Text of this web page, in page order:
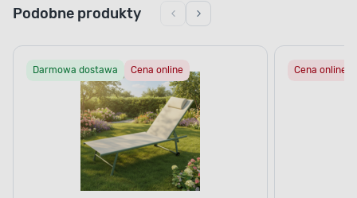
REGULOWANE OPARCIE
Idealne do zastosowania w
ogrodzie, na tarasie czy na
balkonie
Podobne produkty
Darmowa dostawa Cena online Cena online